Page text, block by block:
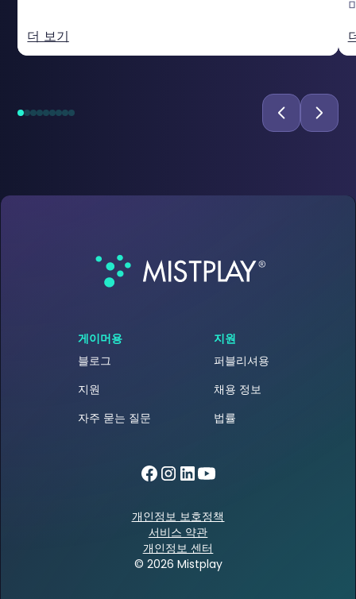
더 보기
게이머용
블로그
지원
자주 묻는 질문
지원
퍼블리셔용
채용 정보
법률
개인정보 보호정책
서비스 약관
개인정보 센터
© 2026 Mistplay